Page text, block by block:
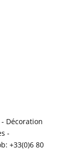
Décoration
-
+33(0)6 80